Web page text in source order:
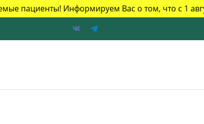
пациенты! Информируем Вас о том, что с 1